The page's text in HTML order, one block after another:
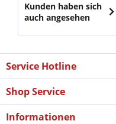
Kunden haben sich
auch angesehen
Service Hotline
Shop Service
Informationen